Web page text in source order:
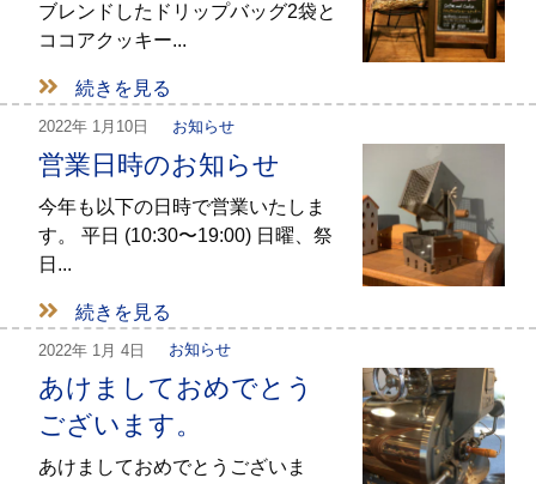
ブレンドしたドリップバッグ2袋と
ココアクッキー...
続きを見る
2022年 1月10日 お知らせ
営業日時のお知らせ
今年も以下の日時で営業いたしま
す。 平日 (10:30〜19:00) 日曜、祭
日...
続きを見る
2022年 1月 4日 お知らせ
あけましておめでとう
ございます。
あけましておめでとうございま